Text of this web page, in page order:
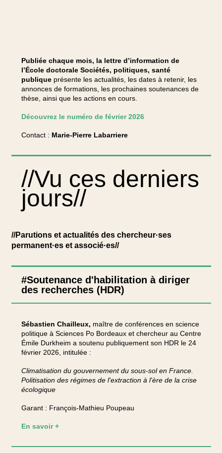
Publiée chaque mois, la lettre d’information de
l’École doctorale Sociétés, politiques, santé
publique présente les actualités, les dates à retenir, les
annonces de formations, les prochaines soutenances de
thèse, ainsi que les actions en cours.
Découvrez le numéro de février 2026
Contact : Marie-Pierre Labarriere
//Vu ces derniers
jours//
//Parutions et actualités des chercheur·ses
permanent·es et associé·es//
#Soutenance d'habilitation à diriger
des recherches (HDR)
Sébastien Chailleux, maître de conférences en science
politique à Sciences Po Bordeaux et chercheur au Centre
Émile Durkheim a soutenu publiquement son HDR le 24
février 2026, intitulée :
Climatisation du gouvernement du sous-sol en France.
Politisation des régimes de l'extraction à l'ère de la crise
écologique
Garant : François-Mathieu Poupeau
En savoir +